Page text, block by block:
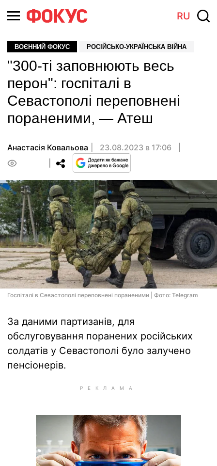
RU
ВОЄННИЙ ФОКУС РОСІЙСЬКО-УКРАЇНСЬКА ВІЙНА
"300-ті заповнюють весь
перон": госпіталі в
Севастополі переповнені
пораненими, — Атеш
Анастасія Ковальова
23.08.2023 в 17:06
Госпіталі в Севастополі переповнені пораненими | Фото: Telegram
За даними партизанів, для
обслуговування поранених російських
солдатів у Севастополі було залучено
пенсіонерів.